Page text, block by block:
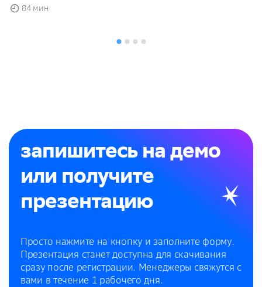
84 мин
запишитесь на демо
или получите
презентацию
Просто нажмите на кнопку и заполните форму.
Презентация станет доступна для скачивания
сразу после регистрации. Менеджеры свяжутся с
вами в течение 1 рабочего дня.